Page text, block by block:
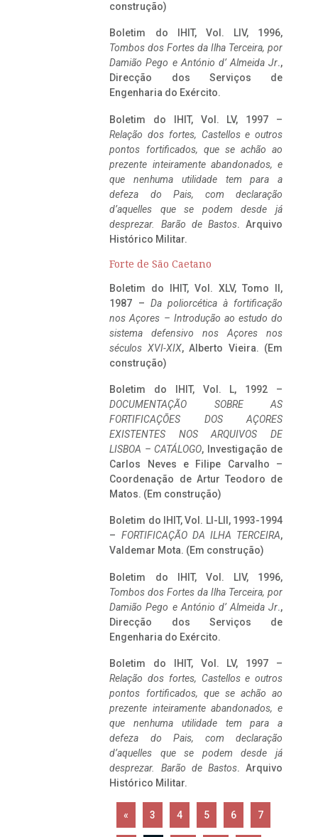
construção)
Boletim do IHIT, Vol. LIV, 1996,
Tombos dos Fortes da Ilha Terceira, por
Damião Pego e António d’ Almeida Jr.,
Direcção dos Serviços de
Engenharia do Exército.
Boletim do IHIT, Vol. LV, 1997 –
Relação dos fortes, Castellos e outros
pontos fortificados, que se achão ao
prezente inteiramente abandonados, e
que nenhuma utilidade tem para a
defeza do Pais, com declaração
d’aquelles que se podem desde já
desprezar. Barão de Bastos. Arquivo
Histórico Militar.
Forte de São Caetano
Boletim do IHIT, Vol. XLV, Tomo II,
1987 – Da poliorcética à fortificação
nos Açores – Introdução ao estudo do
sistema defensivo nos Açores nos
séculos XVI-XIX, Alberto Vieira. (Em
construção)
Boletim do IHIT, Vol. L, 1992 –
DOCUMENTAÇÃO SOBRE AS
FORTIFICAÇÕES DOS AÇORES
EXISTENTES NOS ARQUIVOS DE
LISBOA – CATÁLOGO, Investigação de
Carlos Neves e Filipe Carvalho –
Coordenação de Artur Teodoro de
Matos. (Em construção)
Boletim do IHIT, Vol. LI-LII, 1993-1994
– FORTIFICAÇÃO DA ILHA TERCEIRA,
Valdemar Mota. (Em construção)
Boletim do IHIT, Vol. LIV, 1996,
Tombos dos Fortes da Ilha Terceira, por
Damião Pego e António d’ Almeida Jr.,
Direcção dos Serviços de
Engenharia do Exército.
Boletim do IHIT, Vol. LV, 1997 –
Relação dos fortes, Castellos e outros
pontos fortificados, que se achão ao
prezente inteiramente abandonados, e
que nenhuma utilidade tem para a
defeza do Pais, com declaração
d’aquelles que se podem desde já
desprezar. Barão de Bastos. Arquivo
Histórico Militar.
« 3 4 5 6 7